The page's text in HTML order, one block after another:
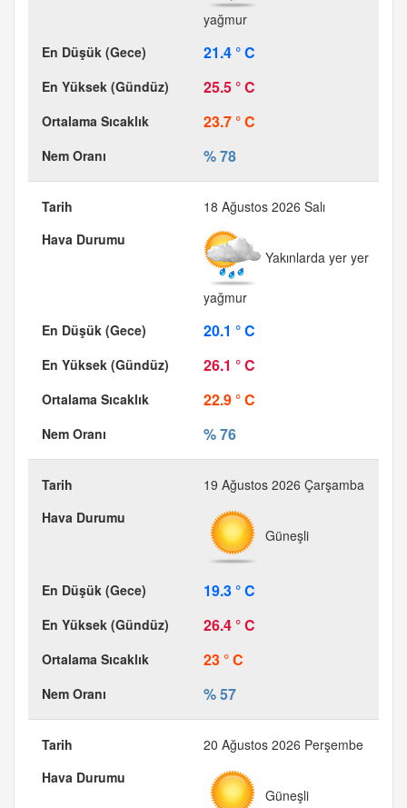
yağmur
21.4 ° C
25.5 ° C
23.7 ° C
% 78
18 Ağustos 2026 Salı
Yakınlarda yer yer
yağmur
20.1 ° C
26.1 ° C
22.9 ° C
% 76
19 Ağustos 2026 Çarşamba
Güneşli
19.3 ° C
26.4 ° C
23 ° C
% 57
20 Ağustos 2026 Perşembe
Güneşli